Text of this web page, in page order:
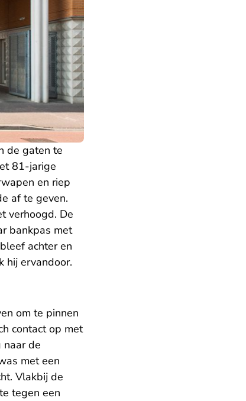
de gaten te
81-jarige
en riep
af te geven.
verhoogd. De
bankpas met
achter en
hij ervandoor.
om te pinnen
contact op met
naar de
met een
Vlakbij de
tegen een